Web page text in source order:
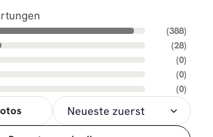
(388)
(28)
(0)
(0)
(0)